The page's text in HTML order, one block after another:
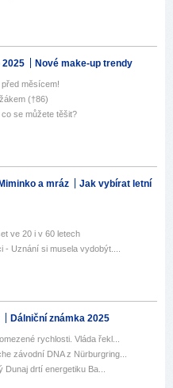
2025 Nové make-up trendy
měsícem!
(†86)
se můžete těšit?
Miminko a mráz
Jak vybírat letní
ve 20 i v 60 letech
Uznání si musela vydobýt....
Dálniční známka 2025
rychlosti. Vláda řekl...
závodní DNA z Nürburgring...
drtí energetiku Ba...